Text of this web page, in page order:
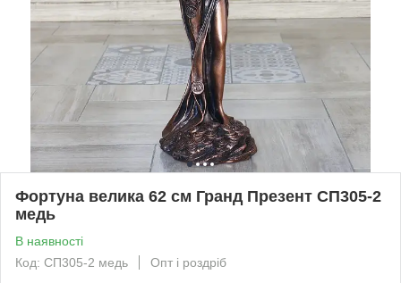
Фортуна велика 62 см Гранд Презент СП305-2
медь
В наявності
Код: СП305-2 медь
Опт і роздріб